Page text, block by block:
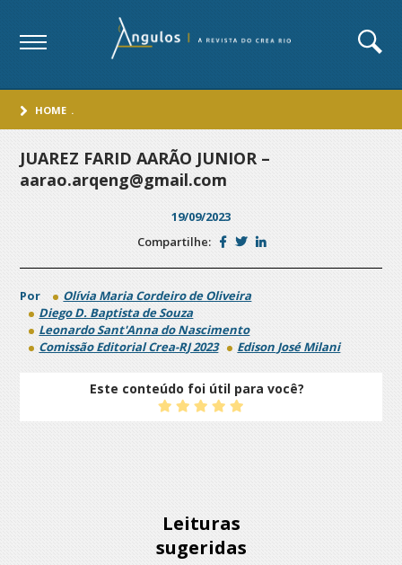
HOME .
JUAREZ FARID AARÃO JUNIOR –
aarao.arqeng@gmail.com
19/09/2023
Compartilhe:
Por
Olívia Maria Cordeiro de Oliveira
Diego D. Baptista de Souza
Leonardo Sant'Anna do Nascimento
Comissão Editorial Crea-RJ 2023
Edison José Milani
Este conteúdo foi útil para você?
Leituras
sugeridas